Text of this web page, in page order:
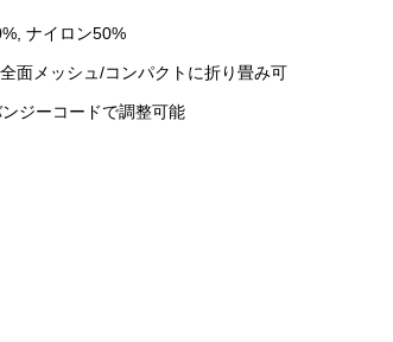
ナイロン50%
面メッシュ/コンパクトに折り畳み可
ジーコードで調整可能